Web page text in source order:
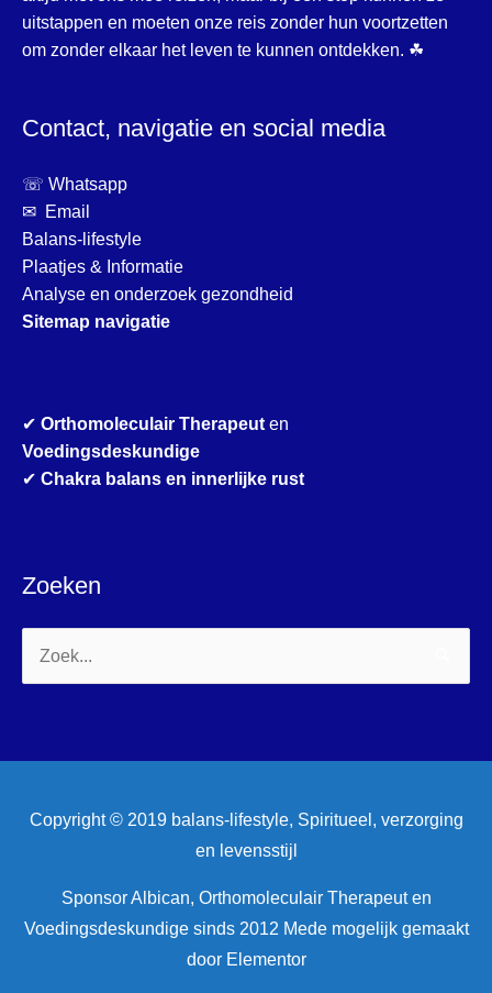
uitstappen en moeten onze reis zonder hun voortzetten
om zonder elkaar het leven te kunnen ontdekken. ☘
Contact, navigatie en social media
☏ Whatsapp
✉ Email
Balans-lifestyle
Plaatjes & Informatie
Analyse en onderzoek gezondheid
Sitemap navigatie
✔ Orthomoleculair Therapeuten
Voedingsdeskundige
✔ Chakra balans en innerlijke rust
Zoeken
Zoek
naar:
Copyright © 2019 balans-lifestyle, Spiritueel, verzorging
en levensstijl
Sponsor Albican, Orthomoleculair Therapeut en
Voedingsdeskundige sinds 2012 Mede mogelijk gemaakt
door Elementor